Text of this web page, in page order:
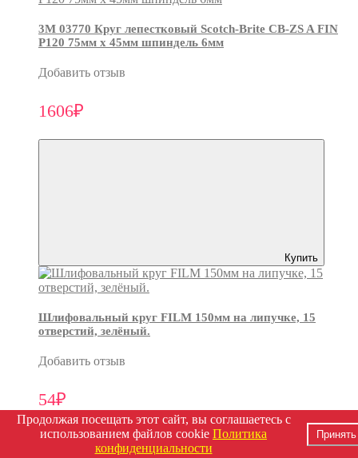
3М 03770 Круг лепестковый Scotch-Brite CB-ZS A FIN
P120 75мм х 45мм шпиндель 6мм
Добавить отзыв
1606₽
Купить
Шлифовальный круг FILM 150мм на липучке, 15
отверстий, зелёный.
Добавить отзыв
54₽
Продолжая посещать этот сайт, вы соглашаетесь с
использованием файлов cookie Политика
конфиденциальности
Принять